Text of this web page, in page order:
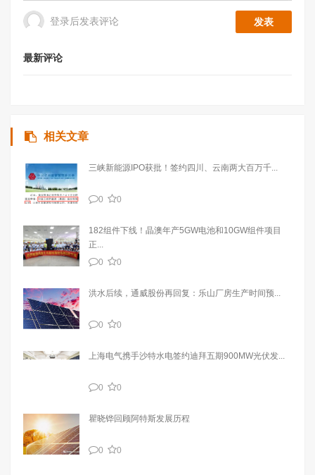
登录后发表评论
最新评论
相关文章
三峡新能源IPO获批！签约四川、云南两大百万千...
0 0
182组件下线！晶澳年产5GW电池和10GW组件项目
正...
0
0
洪水后续，通威股份再回复：乐山厂房生产时间预...
0 0
上海电气携手沙特水电签约迪拜五期900MW光伏发...
0 0
瞿晓铧回顾阿特斯发展历程
0 0